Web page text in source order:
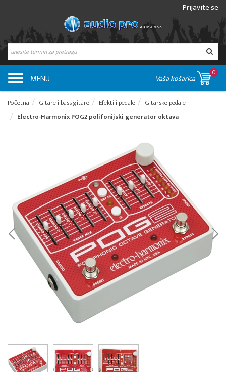
Prijavite se
MENU Vaša košarica
0
Početna Gitare i bass gitare Efekti i pedale
Gitarske pedale
Electro-Harmonix POG2 polifonijski generator oktava